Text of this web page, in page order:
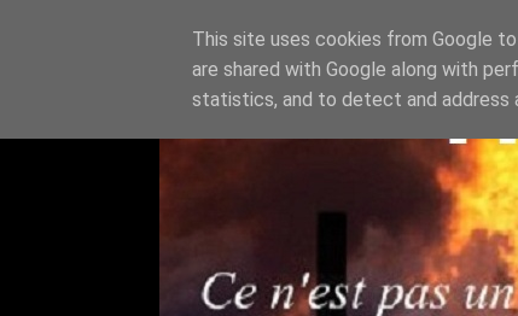
This site uses cookies from Google
are shared with Google along with
statistics, and to detect and address